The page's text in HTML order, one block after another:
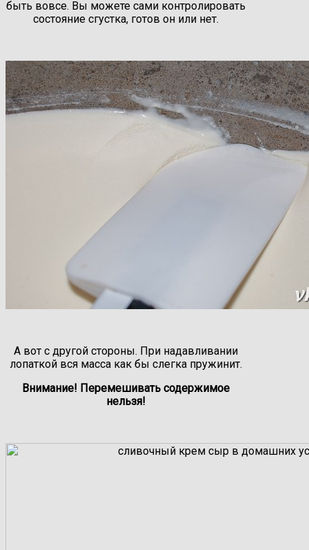
быть вовсе. Вы можете сами контролировать
состояние сгустка, готов он или нет.
А вот с другой стороны. При надавливании
лопаткой вся масса как бы слегка пружинит.
Внимание! Перемешивать содержимое
нельзя!